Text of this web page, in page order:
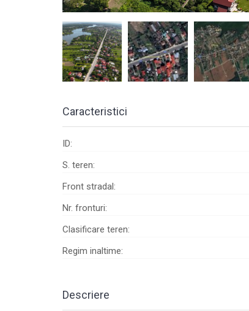
Caracteristici
ID:
S. teren:
Front stradal:
Nr. fronturi:
Clasificare teren:
Regim inaltime:
Descriere